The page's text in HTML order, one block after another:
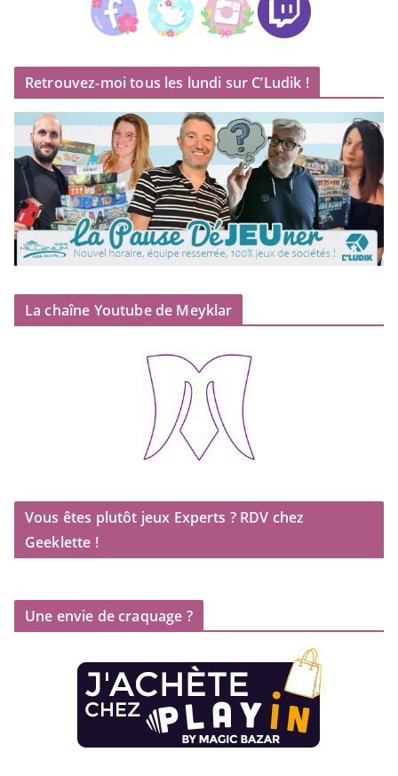
Retrouvez-moi tous les lundi sur C’Ludik !
La chaîne Youtube de Meyklar
Vous êtes plutôt jeux Experts ? RDV chez
Geeklette !
Une envie de craquage ?